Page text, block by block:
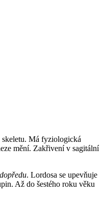
Má fyziologická
mění. Zakřivení v sagitální
dopředu. Lordosa se upevňuje
Až do šestého roku věku